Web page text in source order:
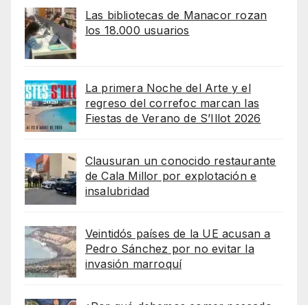
Las bibliotecas de Manacor rozan
los 18.000 usuarios
La primera Noche del Arte y el
regreso del correfoc marcan las
Fiestas de Verano de S’Illot 2026
Clausuran un conocido restaurante
de Cala Millor por explotación e
insalubridad
Veintidós países de la UE acusan a
Pedro Sánchez por no evitar la
invasión marroquí